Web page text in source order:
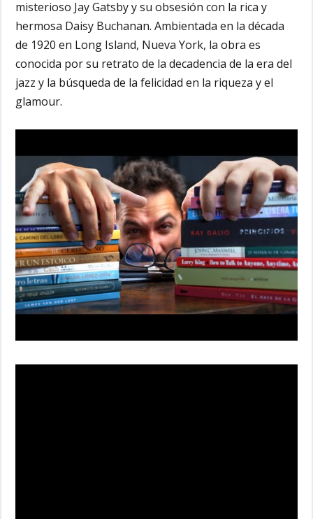
misterioso Jay Gatsby y su obsesión con la rica y
hermosa Daisy Buchanan. Ambientada en la década
de 1920 en Long Island, Nueva York, la obra es
conocida por su retrato de la decadencia de la era del
jazz y la búsqueda de la felicidad en la riqueza y el
glamour.